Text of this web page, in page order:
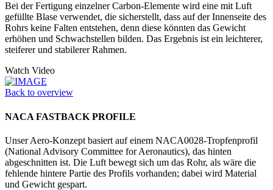
Bei der Fertigung einzelner Carbon-Elemente wird eine mit Luft
gefüllte Blase verwendet, die sicherstellt, dass auf der Innenseite des
Rohrs keine Falten entstehen, denn diese könnten das Gewicht
erhöhen und Schwachstellen bilden. Das Ergebnis ist ein leichterer,
steiferer und stabilerer Rahmen.
Watch Video
Back to overview
NACA FASTBACK PROFILE
Unser Aero-Konzept basiert auf einem NACA0028-Tropfenprofil
(National Advisory Committee for Aeronautics), das hinten
abgeschnitten ist. Die Luft bewegt sich um das Rohr, als wäre die
fehlende hintere Partie des Profils vorhanden; dabei wird Material
und Gewicht gespart.